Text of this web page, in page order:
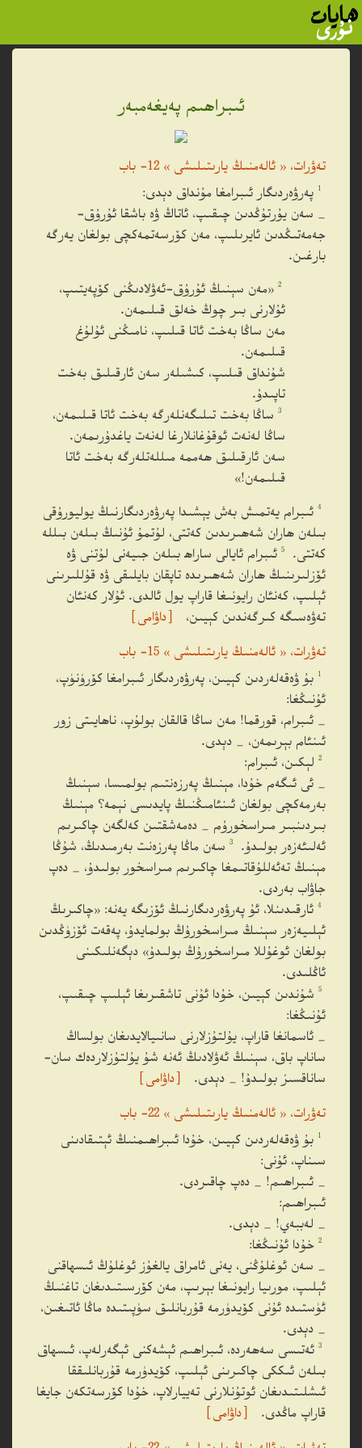
ئىبراھىم پەيغەمبەر
تەۋرات، « ئالەمنىڭ يارىتىلىشى » 12- باب
1 پەرۋەردىگار ئىبرامغا مۇنداق دېدى:
_ سەن يۇرتۇڭدىن چىقىپ، ئاتاڭ ۋە باشقا ئۇرۇق-
جەمەتىڭدىن ئايرىلىپ، مەن كۆرسەتمەكچى بولغان يەرگە
بارغىن.
2 «مەن سېنىڭ ئۇرۇق-ئەۋلادىڭنى كۆپەيتىپ،
ئۇلارنى بىر چوڭ خەلق قىلىمەن.
مەن ساڭا بەخت ئاتا قىلىپ، نامىڭنى ئۇلۇغ
قىلىمەن.
شۇنداق قىلىپ، كىشىلەر سەن ئارقىلىق بەخت
تاپىدۇ.
3 ساڭا بەخت تىلىگەنلەرگە بەخت ئاتا قىلىمەن،
ساڭا لەنەت ئوقۇغانلارغا لەنەت ياغدۇرىمەن.
سەن ئارقىلىق ھەممە مىللەتلەرگە بەخت ئاتا
قىلىمەن!»
4 ئىبرام يەتمىش بەش يېشىدا پەرۋەردىگارنىڭ يوليورۇقى
بىلەن ھاران شەھىرىدىن كەتتى، لۇتمۇ ئۇنىڭ بىلەن بىللە
كەتتى.
5 ئىبرام ئايالى ساراھ بىلەن جىيەنى لۇتنى ۋە
ئۆزلىرىنىڭ ھاران شەھىرىدە تاپقان بايلىقى ۋە قۇللىرىنى
ئېلىپ، كەنئان رايونىغا قاراپ يول ئالدى. ئۇلار كەنئان
تەۋەسىگە كىرگەندىن كېيىن،
［داۋامى］
تەۋرات، « ئالەمنىڭ يارىتىلىشى » 15- باب
1 بۇ ۋەقەلەردىن كېيىن، پەرۋەردىگار ئىبرامغا كۆرۈنۈپ،
ئۇنىڭغا:
_ ئىبرام، قورقما! مەن ساڭا قالقان بولۇپ، ناھايىتى زور
ئىنئام بېرىمەن، _ دېدى.
2 لېكىن، ئىبرام:
_ ئى ئىگەم خۇدا، مېنىڭ پەرزەنتىم بولمىسا، سېنىڭ
بەرمەكچى بولغان ئىنئامىڭنىڭ پايدىسى نېمە؟ مېنىڭ
بىردىنبىر مىراسخورۇم _ دەمەشقتىن كەلگەن چاكىرىم
ئەلىئەزەر بولىدۇ.
3 سەن ماڭا پەرزەنت بەرمىدىڭ، شۇڭا
مېنىڭ تەئەللۇقاتىمغا چاكىرىم مىراسخور بولىدۇ، _ دەپ
جاۋاب بەردى.
4 ئارقىدىنلا، ئۇ پەرۋەردىگارنىڭ ئۆزىگە يەنە: «چاكىرىڭ
ئېلىيەزەر سېنىڭ مىراسخورۇڭ بولمايدۇ، پەقەت ئۆزۈڭدىن
بولغان ئوغۇللا مىراسخورۇڭ بولىدۇ» دېگەنلىكىنى
ئاڭلىدى.
5 شۇندىن كېيىن، خۇدا ئۇنى تاشقىرىغا ئېلىپ چىقىپ،
ئۇنىڭغا:
_ ئاسمانغا قاراپ، يۇلتۇزلارنى سانىيالايدىغان بولساڭ
ساناپ باق، سېنىڭ ئەۋلادىڭ ئەنە شۇ يۇلتۇزلاردەك سان-
ساناقسىز بولىدۇ! _ دېدى.
［داۋامى］
تەۋرات، « ئالەمنىڭ يارىتىلىشى » 22- باب
1 بۇ ۋەقەلەردىن كېيىن، خۇدا ئىبراھىمنىڭ ئېتىقادىنى
سىناپ، ئۇنى:
_ ئىبراھىم! _ دەپ چاقىردى.
ئىبراھىم:
_ لەببەي! _ دېدى.
2 خۇدا ئۇنىڭغا:
_ سەن ئوغلۇڭنى، يەنى ئامراق يالغۇز ئوغلۇڭ ئىسھاقنى
ئېلىپ، مورىيا رايونىغا بېرىپ، مەن كۆرسىتىدىغان تاغنىڭ
ئۈستىدە ئۇنى كۆيدۈرمە قۇربانلىق سۈپىتىدە ماڭا ئاتىغىن،
_ دېدى.
3 ئەتىسى سەھەردە، ئىبراھىم ئېشەكنى ئېگەرلەپ، ئىسھاق
بىلەن ئىككى چاكىرىنى ئېلىپ، كۆيدۈرمە قۇربانلىققا
ئىشلىتىدىغان ئوتۇنلارنى تەييارلاپ، خۇدا كۆرسەتكەن جايغا
قاراپ ماڭدى.
［داۋامى］